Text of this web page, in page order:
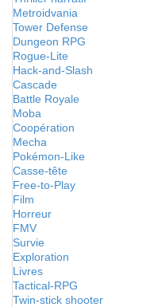
Metroidvania
Tower Defense
Dungeon RPG
Rogue-Lite
Hack-and-Slash
Cascade
Battle Royale
Moba
Coopération
Mecha
Pokémon-Like
Casse-tête
Free-to-Play
Film
Horreur
FMV
Survie
Exploration
Livres
Tactical-RPG
Twin-stick shooter